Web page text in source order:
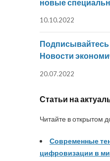
новые
10.10.2022
Новости
20.07.2022
Статьи на
Читайте в открытом
Современные
цифровизации в